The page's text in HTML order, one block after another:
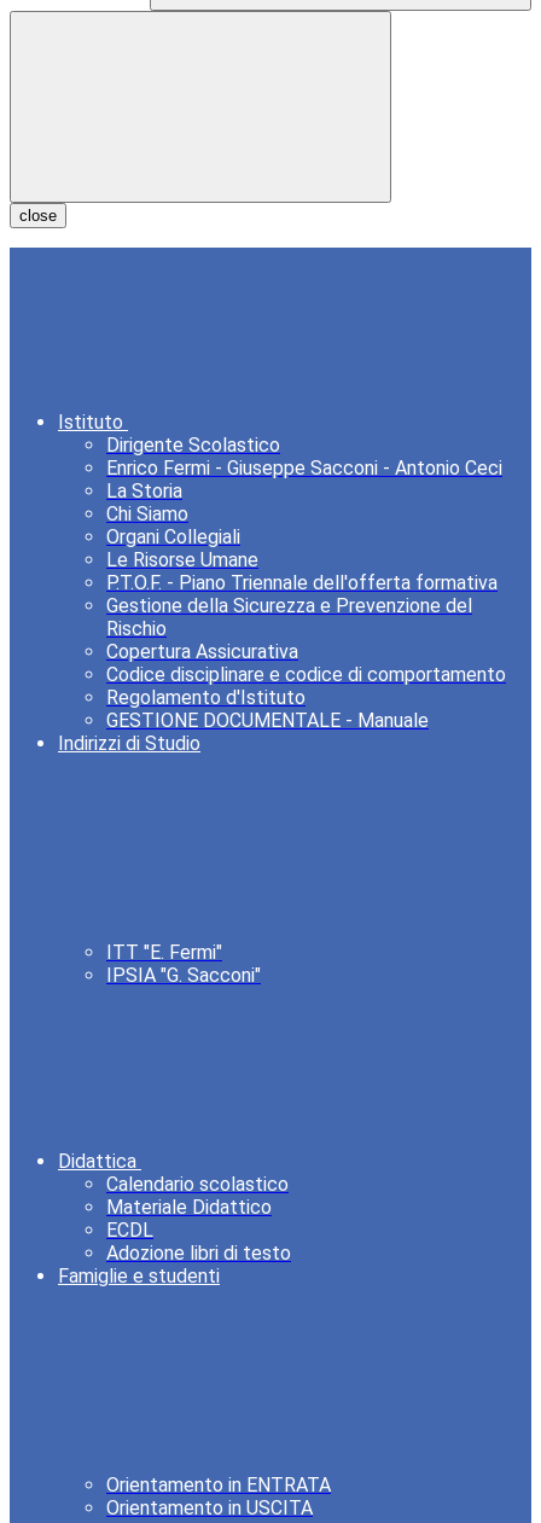
close
Istituto
Dirigente Scolastico
Enrico Fermi - Giuseppe Sacconi - Antonio Ceci
La Storia
Chi Siamo
Organi Collegiali
Le Risorse Umane
P.T.O.F. - Piano Triennale dell'offerta formativa
Gestione della Sicurezza e Prevenzione del
Rischio
Copertura Assicurativa
Codice disciplinare e codice di comportamento
Regolamento d'Istituto
GESTIONE DOCUMENTALE - Manuale
Indirizzi di Studio
ITT "E. Fermi"
IPSIA "G. Sacconi"
Didattica
Calendario scolastico
Materiale Didattico
ECDL
Adozione libri di testo
Famiglie e studenti
Orientamento in ENTRATA
Orientamento in USCITA